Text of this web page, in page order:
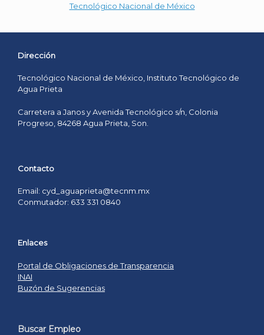
Tecnológico Nacional de México
Dirección
Tecnológico Nacional de México, Instituto Tecnológico de
Agua Prieta
Carretera a Janos y Avenida Tecnológico s/n, Colonia
Progreso, 84268 Agua Prieta, Son.
Contacto
Email: cyd_aguaprieta@tecnm.mx
Conmutador: 633 331 0840
Enlaces
Portal de Obligaciones de Transparencia
INAI
Buzón de Sugerencias
Buscar Empleo